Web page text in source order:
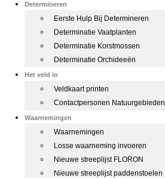
Determineren
Eerste Hulp Bij Determineren
Determinatie Vaatplanten
Determinatie Korstmossen
Determinatie Orchideeën
Het veld in
Veldkaart printen
Contactpersonen Natuurgebieden
Waarnemingen
Waarnemingen
Losse waarneming invoeren
Nieuwe streeplijst FLORON
Nieuwe streeplijst paddenstoelen